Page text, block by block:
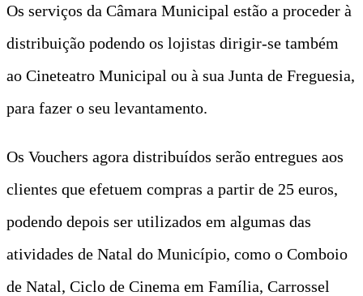
Os serviços da Câmara Municipal estão a proceder à
distribuição podendo os lojistas dirigir-se também
ao Cineteatro Municipal ou à sua Junta de Freguesia,
para fazer o seu levantamento.
Os Vouchers agora distribuídos serão entregues aos
clientes que efetuem compras a partir de 25 euros,
podendo depois ser utilizados em algumas das
atividades de Natal do Município, como o Comboio
de Natal, Ciclo de Cinema em Família, Carrossel